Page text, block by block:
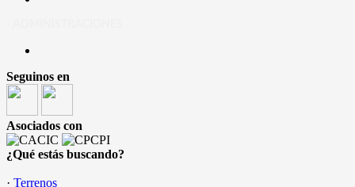
Seguinos en
Asociados con
¿Qué estás buscando?
· Terrenos